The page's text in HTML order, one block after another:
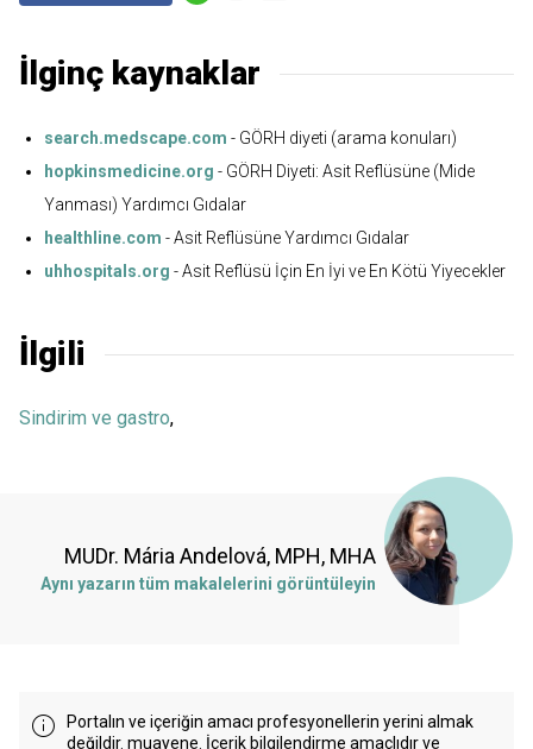
İlginç kaynaklar
search.medscape.com - GÖRH diyeti (arama konuları)
hopkinsmedicine.org - GÖRH Diyeti: Asit Reflüsüne (Mide
Yanması) Yardımcı Gıdalar
healthline.com - Asit Reflüsüne Yardımcı Gıdalar
uhhospitals.org - Asit Reflüsü İçin En İyi ve En Kötü Yiyecekler
İlgili
Sindirim ve gastro,
MUDr. Mária Andelová, MPH, MHA
Aynı yazarın tüm makalelerini görüntüleyin
Portalın ve içeriğin amacı profesyonellerin yerini almak
değildir. muayene. İçerik bilgilendirme amaçlıdır ve